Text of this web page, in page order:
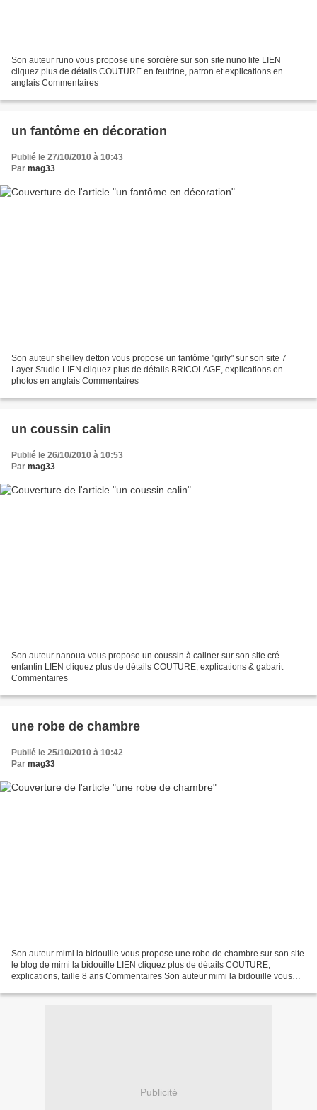
Son auteur runo vous propose une sorcière sur son site nuno life LIEN
cliquez plus de détails COUTURE en feutrine, patron et explications en
anglais Commentaires
un fantôme en décoration
Publié le 27/10/2010 à 10:43
Par mag33
Son auteur shelley detton vous propose un fantôme "girly" sur son site 7
Layer Studio LIEN cliquez plus de détails BRICOLAGE, explications en
photos en anglais Commentaires
un coussin calin
Publié le 26/10/2010 à 10:53
Par mag33
Son auteur nanoua vous propose un coussin à caliner sur son site cré-
enfantin LIEN cliquez plus de détails COUTURE, explications & gabarit
Commentaires
une robe de chambre
Publié le 25/10/2010 à 10:42
Par mag33
Son auteur mimi la bidouille vous propose une robe de chambre sur son site
le blog de mimi la bidouille LIEN cliquez plus de détails COUTURE,
explications, taille 8 ans Commentaires Son auteur mimi la bidouille vous
Publicité